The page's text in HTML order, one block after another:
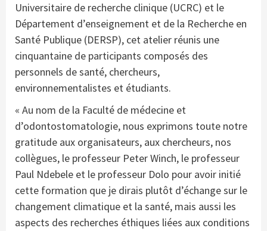
Universitaire de recherche clinique (UCRC) et le
Département d’enseignement et de la Recherche en
Santé Publique (DERSP), cet atelier réunis une
cinquantaine de participants composés des
personnels de santé, chercheurs,
environnementalistes et étudiants.
« Au nom de la Faculté de médecine et
d’odontostomatologie, nous exprimons toute notre
gratitude aux organisateurs, aux chercheurs, nos
collègues, le professeur Peter Winch, le professeur
Paul Ndebele et le professeur Dolo pour avoir initié
cette formation que je dirais plutôt d’échange sur le
changement climatique et la santé, mais aussi les
aspects des recherches éthiques liées aux conditions